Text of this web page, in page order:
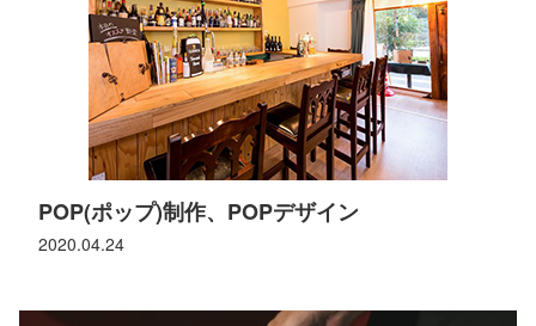
2020.04.24
POP(ポップ)制作、POPデザイン